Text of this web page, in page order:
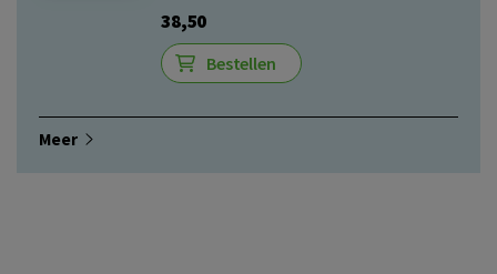
38,50
Bestellen
Meer